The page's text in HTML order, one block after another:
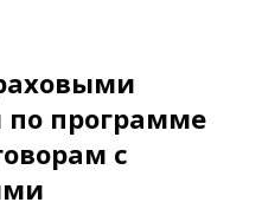
программе
с